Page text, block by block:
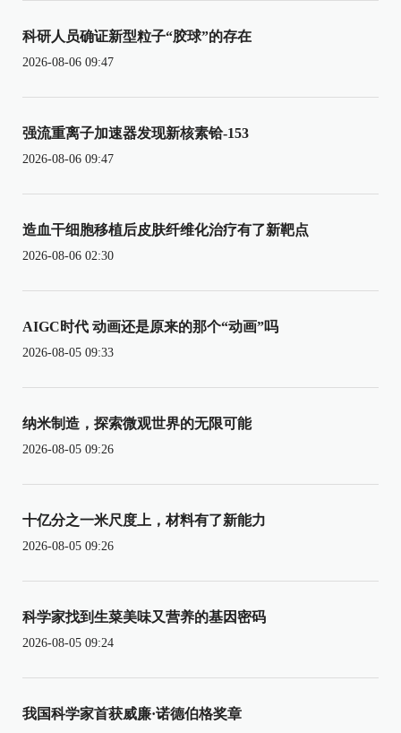
科研人员确证新型粒子“胶球”的存在
2026-08-06 09:47
强流重离子加速器发现新核素铪-153
2026-08-06 09:47
造血干细胞移植后皮肤纤维化治疗有了新靶点
2026-08-06 02:30
AIGC时代 动画还是原来的那个“动画”吗
2026-08-05 09:33
纳米制造，探索微观世界的无限可能
2026-08-05 09:26
十亿分之一米尺度上，材料有了新能力
2026-08-05 09:26
科学家找到生菜美味又营养的基因密码
2026-08-05 09:24
我国科学家首获威廉·诺德伯格奖章